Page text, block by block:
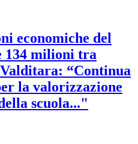
economiche del
134 milioni tra
“Continua
la valorizzazione
scuola..."